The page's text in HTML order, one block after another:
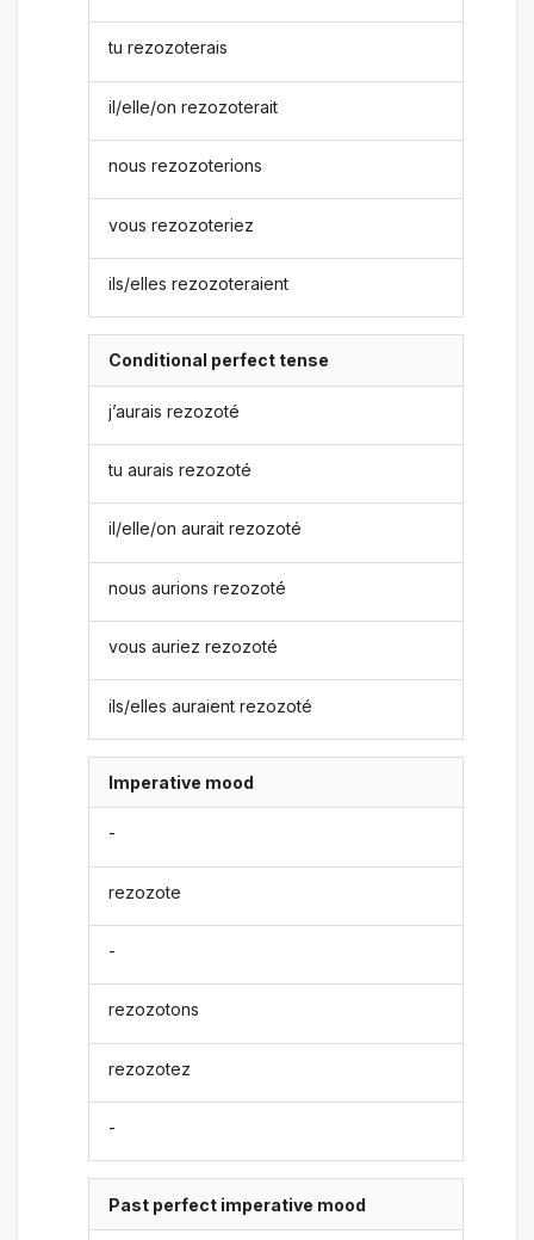
tu rezozoterais
il/elle/on rezozoterait
nous rezozoterions
vous rezozoteriez
ils/elles rezozoteraient
Conditional perfect tense
j’aurais rezozoté
tu aurais rezozoté
il/elle/on aurait rezozoté
nous aurions rezozoté
vous auriez rezozoté
ils/elles auraient rezozoté
Imperative mood
-
rezozote
-
rezozotons
rezozotez
-
Past perfect imperative mood